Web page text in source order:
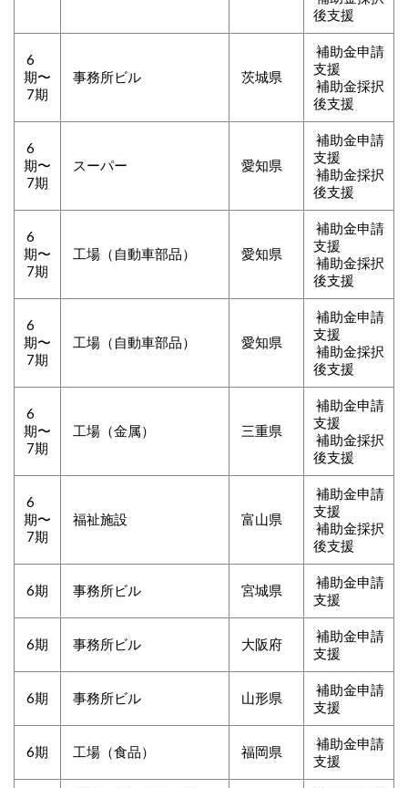
後支援
6
期〜
7期
事務所ビル 茨城県
補助金申請
支援
補助金採択
後支援
6
期〜
7期
スーパー 愛知県
補助金申請
支援
補助金採択
後支援
6
期〜
7期
工場（自動車部品） 愛知県
補助金申請
支援
補助金採択
後支援
6
期〜
7期
工場（自動車部品） 愛知県
補助金申請
支援
補助金採択
後支援
6
期〜
7期
工場（金属） 三重県
補助金申請
支援
補助金採択
後支援
6
期〜
7期
福祉施設 富山県
補助金申請
支援
補助金採択
後支援
6期 事務所ビル 宮城県
補助金申請
支援
6期 事務所ビル 大阪府
補助金申請
支援
6期 事務所ビル 山形県
補助金申請
支援
6期 工場（食品） 福岡県
補助金申請
支援